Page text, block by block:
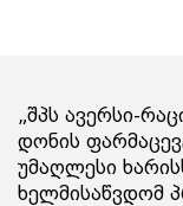
„შპს ავერსი-
დონის
უმაღლესი
ხელმისაწვდომ